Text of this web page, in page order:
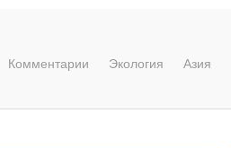
Комментарии Экология Азия